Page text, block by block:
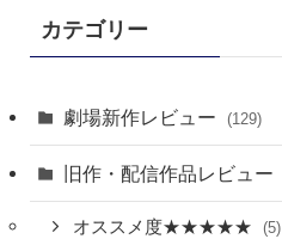
カテゴリー
劇場新作レビュー (129)
旧作・配信作品レビュー
オススメ度★★★★★ (5)